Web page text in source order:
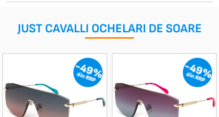
JUST CAVALLI OCHELARI DE SOARE
-49%
din RRP -49%
din RRP